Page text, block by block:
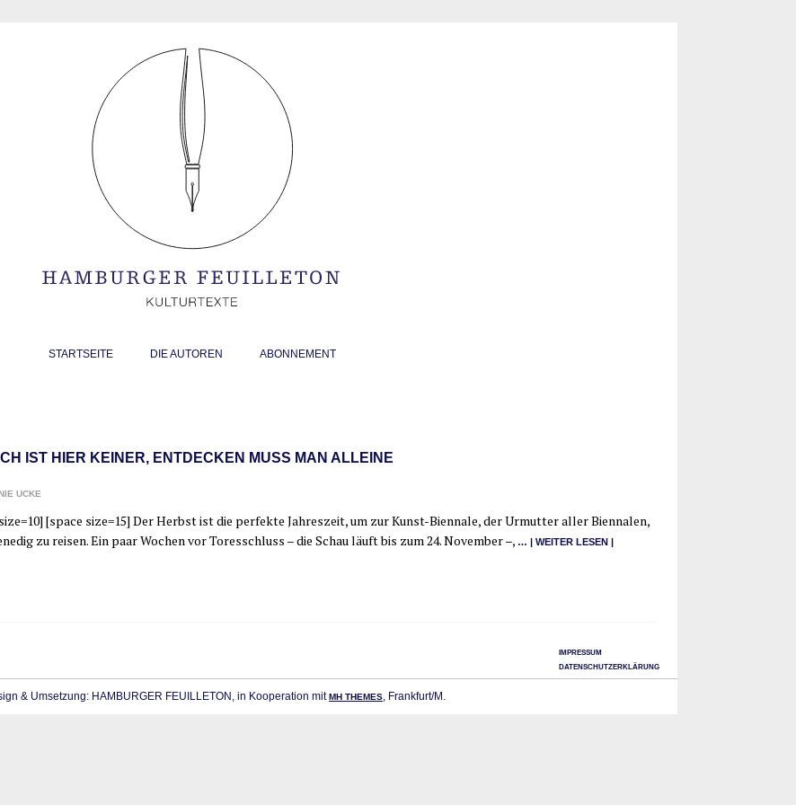
STARTSEITE DIE AUTOREN ABONNEMENT
IST HIER KEINER, ENTDECKEN MUSS MAN ALLEINE
UCKE
[space size=15] Der Herbst ist die per­fek­te Jah­res­zeit, um zur Kunst-Bien­na­­le, der Urmut­ter aller Bien­na­len,
zu rei­sen. Ein paar Wochen vor Tores­schluss – die Schau läuft bis zum 24. Novem­ber –, … | WEI­TER LESEN |
IMPRESSUM
DATENSCHUTZERKLÄRUNG
& Umsetzung: HAMBURGER FEUILLETON, in Kooperation mitMH THEMES , Frankfurt/M.